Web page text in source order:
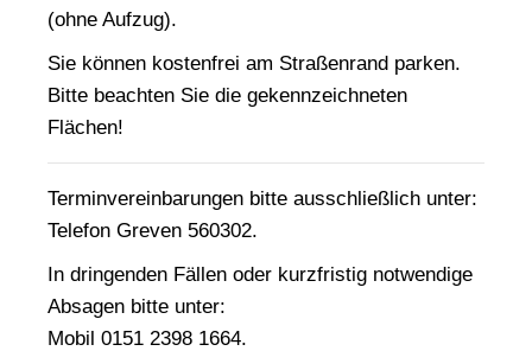
(ohne Aufzug).
Sie können kostenfrei am Straßenrand parken.
Bitte beachten Sie die gekennzeichneten
Flächen!
Terminvereinbarungen bitte ausschließlich unter:
Telefon Greven 560302.
In dringenden Fällen oder kurzfristig notwendige
Absagen bitte unter:
Mobil 0151 2398 1664.